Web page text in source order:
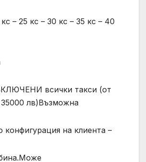
– 25 кс – 30 кс – 35 кс – 40
всички такси (от
лв)Възможна
конфигурация на клиента –